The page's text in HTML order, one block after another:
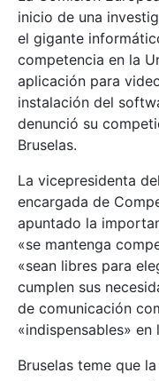
inicio de una
el gigante
competencia en la
aplicación para
instalación del
denunció su
Bruselas.
La vicepresidenta
encargada de
apuntado la
«se mantenga
«sean libres para
cumplen sus
de comunicación
«indispensables»
Bruselas teme que